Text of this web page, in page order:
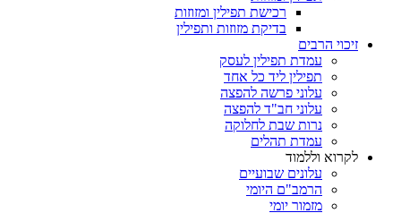
רכישת תפילין ומזוזות
בדיקת מזוזות ותפילין
זיכוי הרבים
עמדת תפילין לעסק
תפילין ליד כל אחד
עלוני פרשה להפצה
עלוני חב"ד להפצה
נרות שבת לחלוקה
עמדת תהלים
לקרוא וללמוד
עלונים שבועיים
הרמב"ם היומי
מזמור יומי